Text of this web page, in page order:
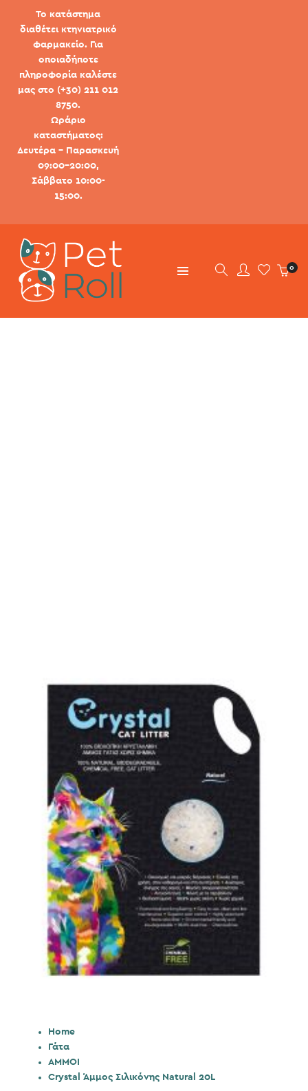
Το κατάστημα
διαθέτει κτηνιατρικό
φαρμακείο. Για
οποιαδήποτε
πληροφορία καλέστε
μας στο (+30) 211 012
8750.
Ωράριο
καταστήματος:
Δευτέρα - Παρασκευή
09:00-20:00,
Σάββατο 10:00-
15:00.
0
Home
Γάτα
ΑΜΜΟΙ
Crystal Άμμος Σιλικόνης Natural 20L